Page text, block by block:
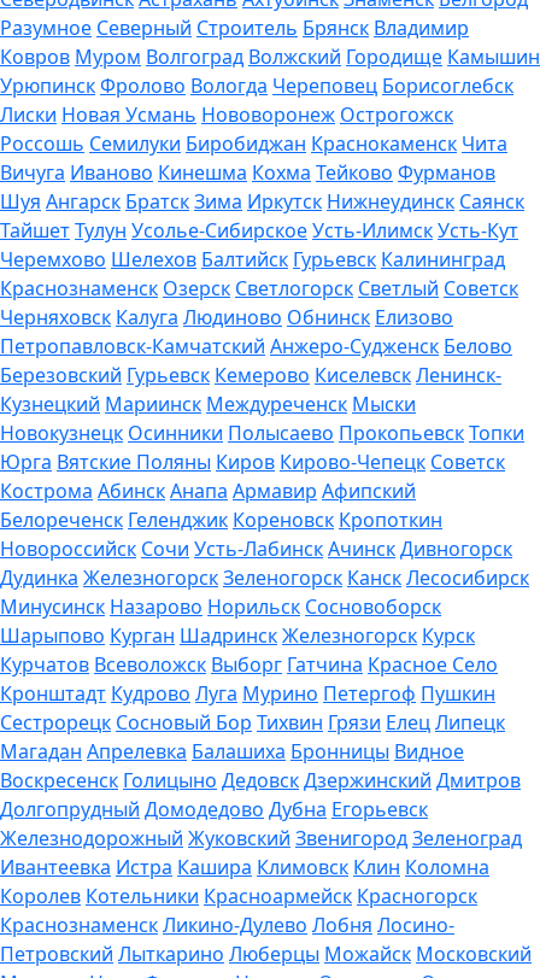
Разумное Северный Строитель Брянск Владимир
Ковров Муром Волгоград Волжский Городище Камышин
УрюпинскФролово Вологда Череповец Борисоглебск
Лиски Новая Усмань Нововоронеж Острогожск
Россошь Семилуки Биробиджан Краснокаменск Чита
Вичуга Иваново Кинешма Кохма Тейково Фурманов
Шуя Ангарск БратскЗима Иркутск Нижнеудинск Саянск
ТайшетТулун Усолье-СибирскоеУсть-ИлимскУсть-Кут
Черемхово Шелехов Балтийск Гурьевск Калининград
Краснознаменск Озерск Светлогорск Светлый Советск
Черняховск Калуга Людиново Обнинск Елизово
Петропавловск-Камчатский Анжеро-Судженск Белово
Березовский Гурьевск Кемерово КиселевскЛенинск-
Кузнецкий Мариинск Междуреченск Мыски
Новокузнецк Осинники Полысаево ПрокопьевскТопки
Юрга Вятские Поляны Киров Кирово-Чепецк Советск
Кострома АбинскАнапа Армавир Афипский
Белореченск Геленджик Кореновск Кропоткин
Новороссийск Сочи Усть-ЛабинскАчинскДивногорск
Дудинка ЖелезногорскЗеленогорск КанскЛесосибирск
Минусинск Назарово Норильск Сосновоборск
Шарыпово Курган ШадринскЖелезногорск Курск
Курчатов Всеволожск Выборг Гатчина Красное Село
Кронштадт Кудрово Луга Мурино Петергоф Пушкин
Сестрорецк Сосновый Бор Тихвин Грязи ЕлецЛипецк
Магадан Апрелевка Балашиха Бронницы Видное
Воскресенск Голицыно ДедовскДзержинский Дмитров
Долгопрудный Домодедово Дубна Егорьевск
Железнодорожный Жуковский ЗвенигородЗеленоград
Ивантеевка Истра Кашира Климовск Клин Коломна
Королев Котельники Красноармейск Красногорск
КраснознаменскЛикино-Дулево Лобня Лосино-
Петровский Лыткарино Люберцы Можайск Московский